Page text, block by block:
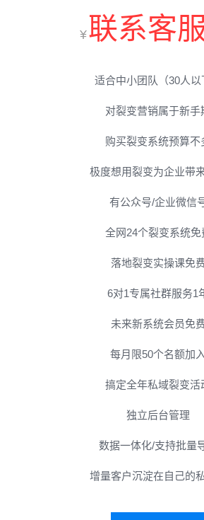
¥联系客
适合中小团队（30人以
对裂变营销属于新手
购买裂变系统预算不
极度想用裂变为企业带
有公众号/企业微信
全网24个裂变系统免
落地裂变实操课免
6对1专属社群服务1
未来新系统会员免
每月限50个名额加入
搞定全年私域裂变活
独立后台管理
数据一体化/支持批量
增量客户沉淀在自己的